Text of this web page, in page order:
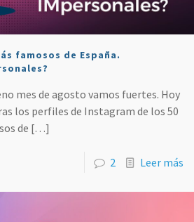
famosos de España.
mes de agosto vamos fuertes. Hoy
los perfiles de Instagram de los 50
de […]
2 Leer más